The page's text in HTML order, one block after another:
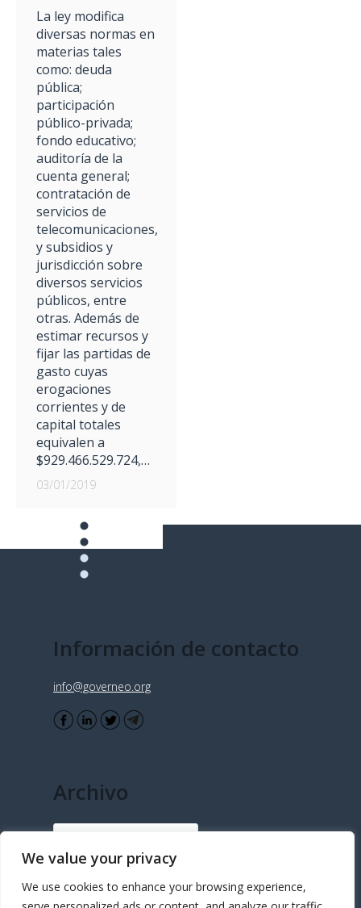
We value your privacy
We use cookies to enhance your browsing experience,
La ley modifica
diversas normas en
materias tales
como: deuda
pública;
participación
público-privada;
fondo educativo;
auditoría de la
cuenta general;
contratación de
servicios de
telecomunicaciones,
y subsidios y
jurisdicción sobre
diversos servicios
públicos, entre
otras. Además de
estimar recursos y
fijar las partidas de
gasto cuyas
erogaciones
corrientes y de
capital totales
equivalen a
$929.466.529.724,…
03/01/2019
Información de contacto
info@governeo.org
Archivo
Archivo